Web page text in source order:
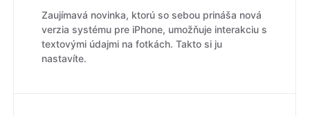
Zaujímavá novinka, ktorú so sebou prináša nová
verzia systému pre iPhone, umožňuje interakciu s
textovými údajmi na fotkách. Takto si ju
nastavíte.